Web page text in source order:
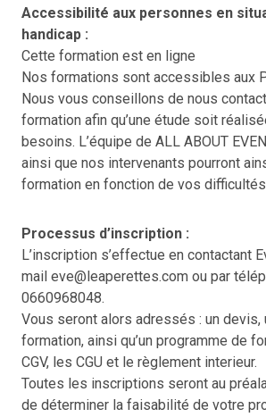
Accessibilité aux personnes en
handicap :
Cette formation est en ligne
Nos formations sont accessibles aux
Nous vous conseillons de nous
formation afin qu’une étude soit
besoins. L’équipe de ALL ABOUT
ainsi que nos intervenants pourront
formation en fonction de vos
Processus d’inscription :
L’inscription s’effectue en contactant
mail eve@leaperettes.com ou par
0660968048.
Vous seront alors adressés : un devis,
formation, ainsi qu’un programme de
CGV, les CGU et le règlement interieur.
Toutes les inscriptions seront au
de déterminer la faisabilité de votre